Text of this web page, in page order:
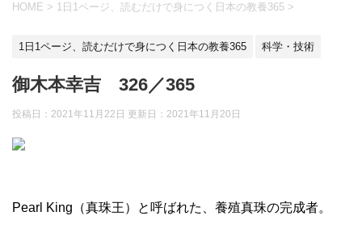
HOME > 1日1ページ、読むだけで身につく日本の教養365 >
1日1ページ、読むだけで身につく日本の教養365 科学・技術
御木本幸吉 326／365
投稿日：2021年11月22日 更新日： 2021年11月20日
Pearl King（真珠王）と呼ばれた、養殖真珠の完成者。